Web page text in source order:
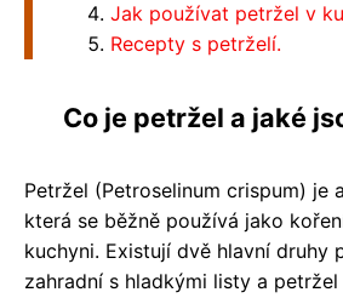
Jak používat petržel v
Recepty s petrželí.
Co je petržel a jaké
Petržel (Petroselinum crispum) je
která se běžně používá jako
kuchyni. Existují dvě hlavní druhy
zahradní s hladkými listy a